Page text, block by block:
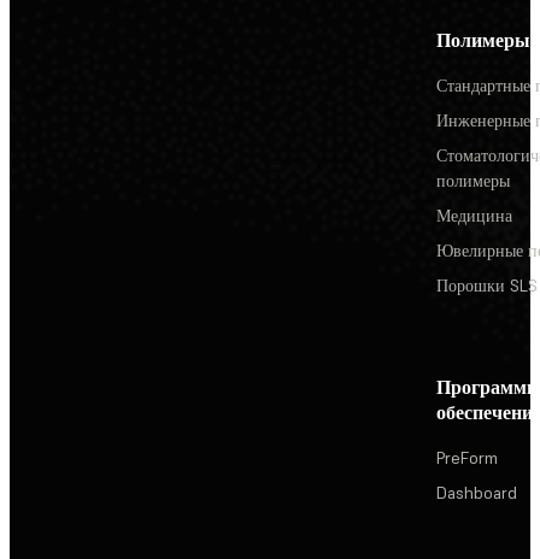
Полимеры
Стандартные
Инженерные
полимеры
Медицина
Ювелирные
Порошки SLS
обеспечение
PreForm
Dashboard